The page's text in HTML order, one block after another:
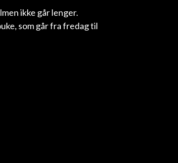
ikke går lenger.
som går fra fredag til